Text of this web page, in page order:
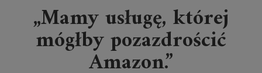
„Mamy usługę, której
mógłby pozazdrościć
Amazon.”